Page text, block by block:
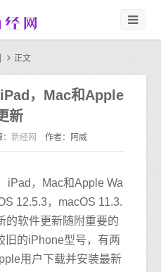
正文
，Mac和Apple
新
新经网 作者：阿威
iPad，Mac和Apple Wa
12.5.3，macOS 11.3.
的软件更新随附重要的
旧的iPhone型号，有两
用户下载并安装最新